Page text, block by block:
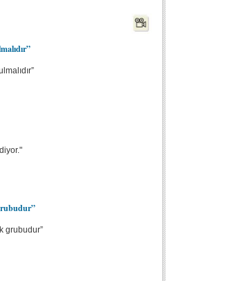
grubudur”